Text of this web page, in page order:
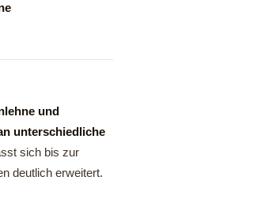
und
unterschiedliche
sich bis zur
deutlich erweitert.